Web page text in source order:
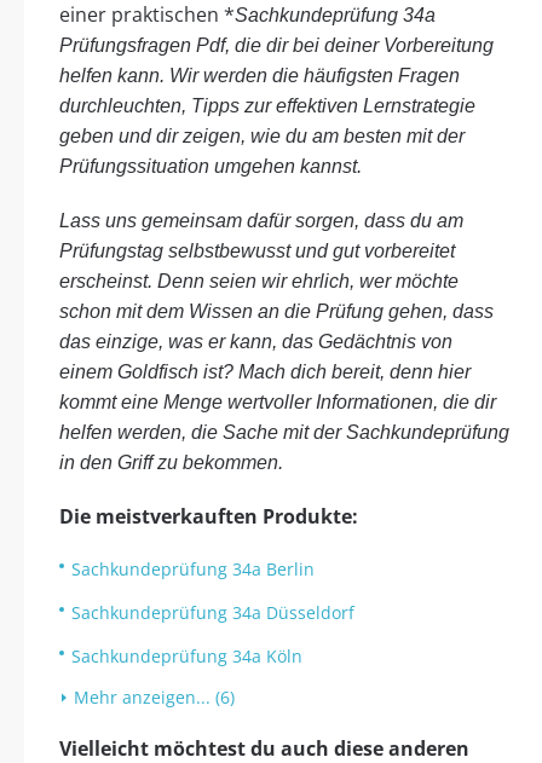
einer praktischen *Sachkundeprüfung 34a
Prüfungsfragen Pdf, die dir bei deiner Vorbereitung
helfen kann. Wir werden die häufigsten Fragen
durchleuchten, Tipps zur effektiven Lernstrategie
geben und dir zeigen, wie du am besten mit der
Prüfungssituation umgehen kannst.
Lass uns gemeinsam dafür sorgen, dass du am
Prüfungstag selbstbewusst und gut vorbereitet
erscheinst. Denn seien wir ehrlich, wer möchte
schon mit dem Wissen an die Prüfung gehen, dass
das einzige, was er kann, das Gedächtnis von
einem Goldfisch ist? Mach dich bereit, denn hier
kommt eine Menge wertvoller Informationen, die dir
helfen werden, die Sache mit der Sachkundeprüfung
in den Griff zu bekommen.
Die meistverkauften Produkte:
Sachkundeprüfung 34a Berlin
Sachkundeprüfung 34a Düsseldorf
Sachkundeprüfung 34a Köln
Mehr anzeigen... (6)
Vielleicht möchtest du auch diese anderen